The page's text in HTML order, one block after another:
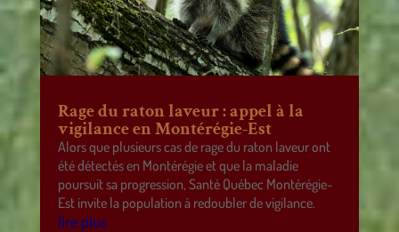
Rage du raton laveur : appel à la
vigilance en Montérégie-Est
Alors que plusieurs cas de rage du raton laveur ont
été détectés en Montérégie et que la maladie
poursuit sa progression, Santé Québec Montérégie-
Est invite la population à redoubler de vigilance.
lire plus